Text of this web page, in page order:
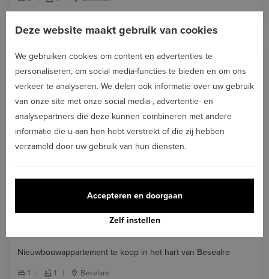
NIEUW
Nieuwbouwappartement te koop in het hart van Besealre
1 | 1 | Beselare
Deze website maakt gebruik van cookies
We gebruiken cookies om content en advertenties te
personaliseren, om social media-functies te bieden en om ons
verkeer te analyseren. We delen ook informatie over uw gebruik
van onze site met onze social media-, advertentie- en
analysepartners die deze kunnen combineren met andere
informatie die u aan hen hebt verstrekt of die zij hebben
verzameld door uw gebruik van hun diensten.
Zelf instellen
Accepteren en doorgaan